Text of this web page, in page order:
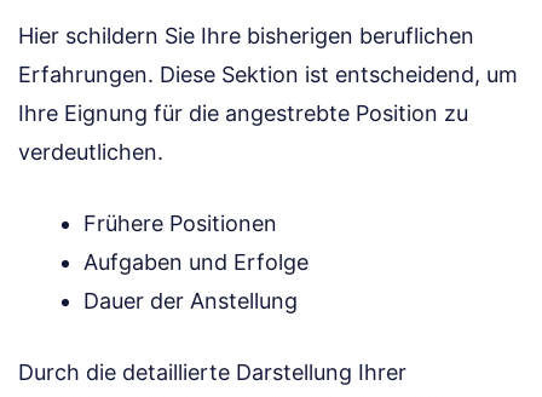
Hier schildern Sie Ihre bisherigen beruflichen
Erfahrungen. Diese Sektion ist entscheidend, um
Ihre Eignung für die angestrebte Position zu
verdeutlichen.
Frühere Positionen
Aufgaben und Erfolge
Dauer der Anstellung
Durch die detaillierte Darstellung Ihrer